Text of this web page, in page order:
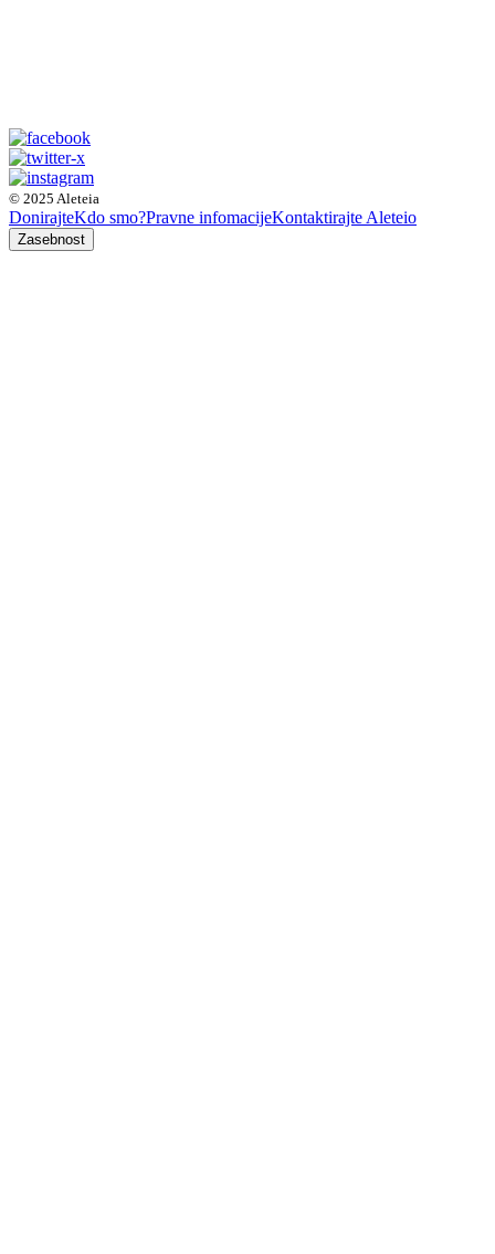
© 2025 Aleteia
DonirajteKdo smo?Pravne infomacijeKontaktirajte Aleteio
Zasebnost